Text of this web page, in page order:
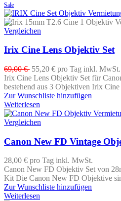
Sale
Vergleichen
Irix Cine Lens Objektiv Set
69,00 € 55,20 € pro Tag inkl. MwSt.
Irix Cine Lens Objektiv Set für
bestehend aus 3 Objektiven Irix
Zur Wunschliste hinzufügen
Weiterlesen
Vergleichen
Canon New FD Vintage
28,00 € pro Tag inkl. MwSt.
Canon New FD Objektiv Set von
Kit Die Canon New FD Objektive
Zur Wunschliste hinzufügen
Weiterlesen